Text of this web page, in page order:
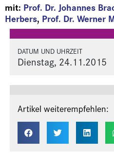
mit: Prof. Dr. Johannes
Herbers, Prof. Dr. Werner
DATUM UND UHRZEIT
Dienstag, 24.11.2015
Artikel weiterempfehlen: